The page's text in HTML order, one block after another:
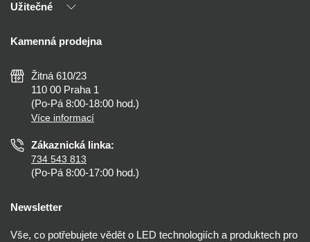
Kontakty
Výhody T-LED
Montáž
Nejčastější dotazy
Než koupíte
Osvětlení dle místnosti
Užitečné
Reklamace a vrácení
Zásady ochrany soukromí
Nastavení cookies
Prohlášení o přístupnosti
Kamenná prodejna
Žitná 610/23
110 00 Praha 1
(Po-Pá 8:00-18:00 hod.)
Více informací
Zákaznická linka:
734 543 813
(Po-Pá 8:00-17:00 hod.)
Newsletter
Vše, co potřebujete vědět o LED technologiích a produktech pro